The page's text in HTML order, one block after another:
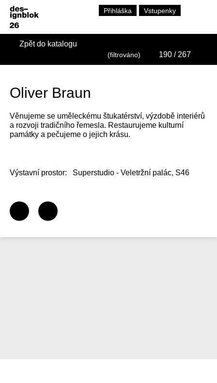
Přihláška Vstupenky
Zpět do katalogu
(filtrováno) 190 / 267
Oliver Braun
Věnujeme se uměleckému štukatérství, výzdobě interiérů
a rozvoji tradičního řemesla. Restaurujeme kulturní
památky a pečujeme o jejich krásu.
Výstavní prostor: Superstudio - Veletržní palác, S46